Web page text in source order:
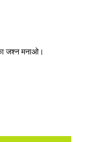
जश्न मनाओ।